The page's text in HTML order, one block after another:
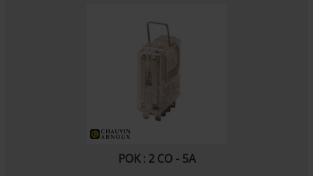
POK : 2 CO - 5A